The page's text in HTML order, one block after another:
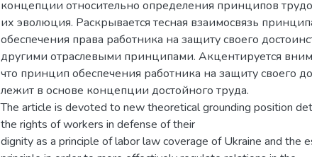
концепции относительно определения принципов
их эволюция. Раскрывается тесная взаимосвязь
обеспечения права работника на защиту своего
другими отраслевыми принципами. Акцентируется
что принцип обеспечения работника на защиту своего
лежит в основе концепции достойного труда.
The article is devoted to new theoretical grounding position
the rights of workers in defense of their
dignity as a principle of labor law coverage of Ukraine and the